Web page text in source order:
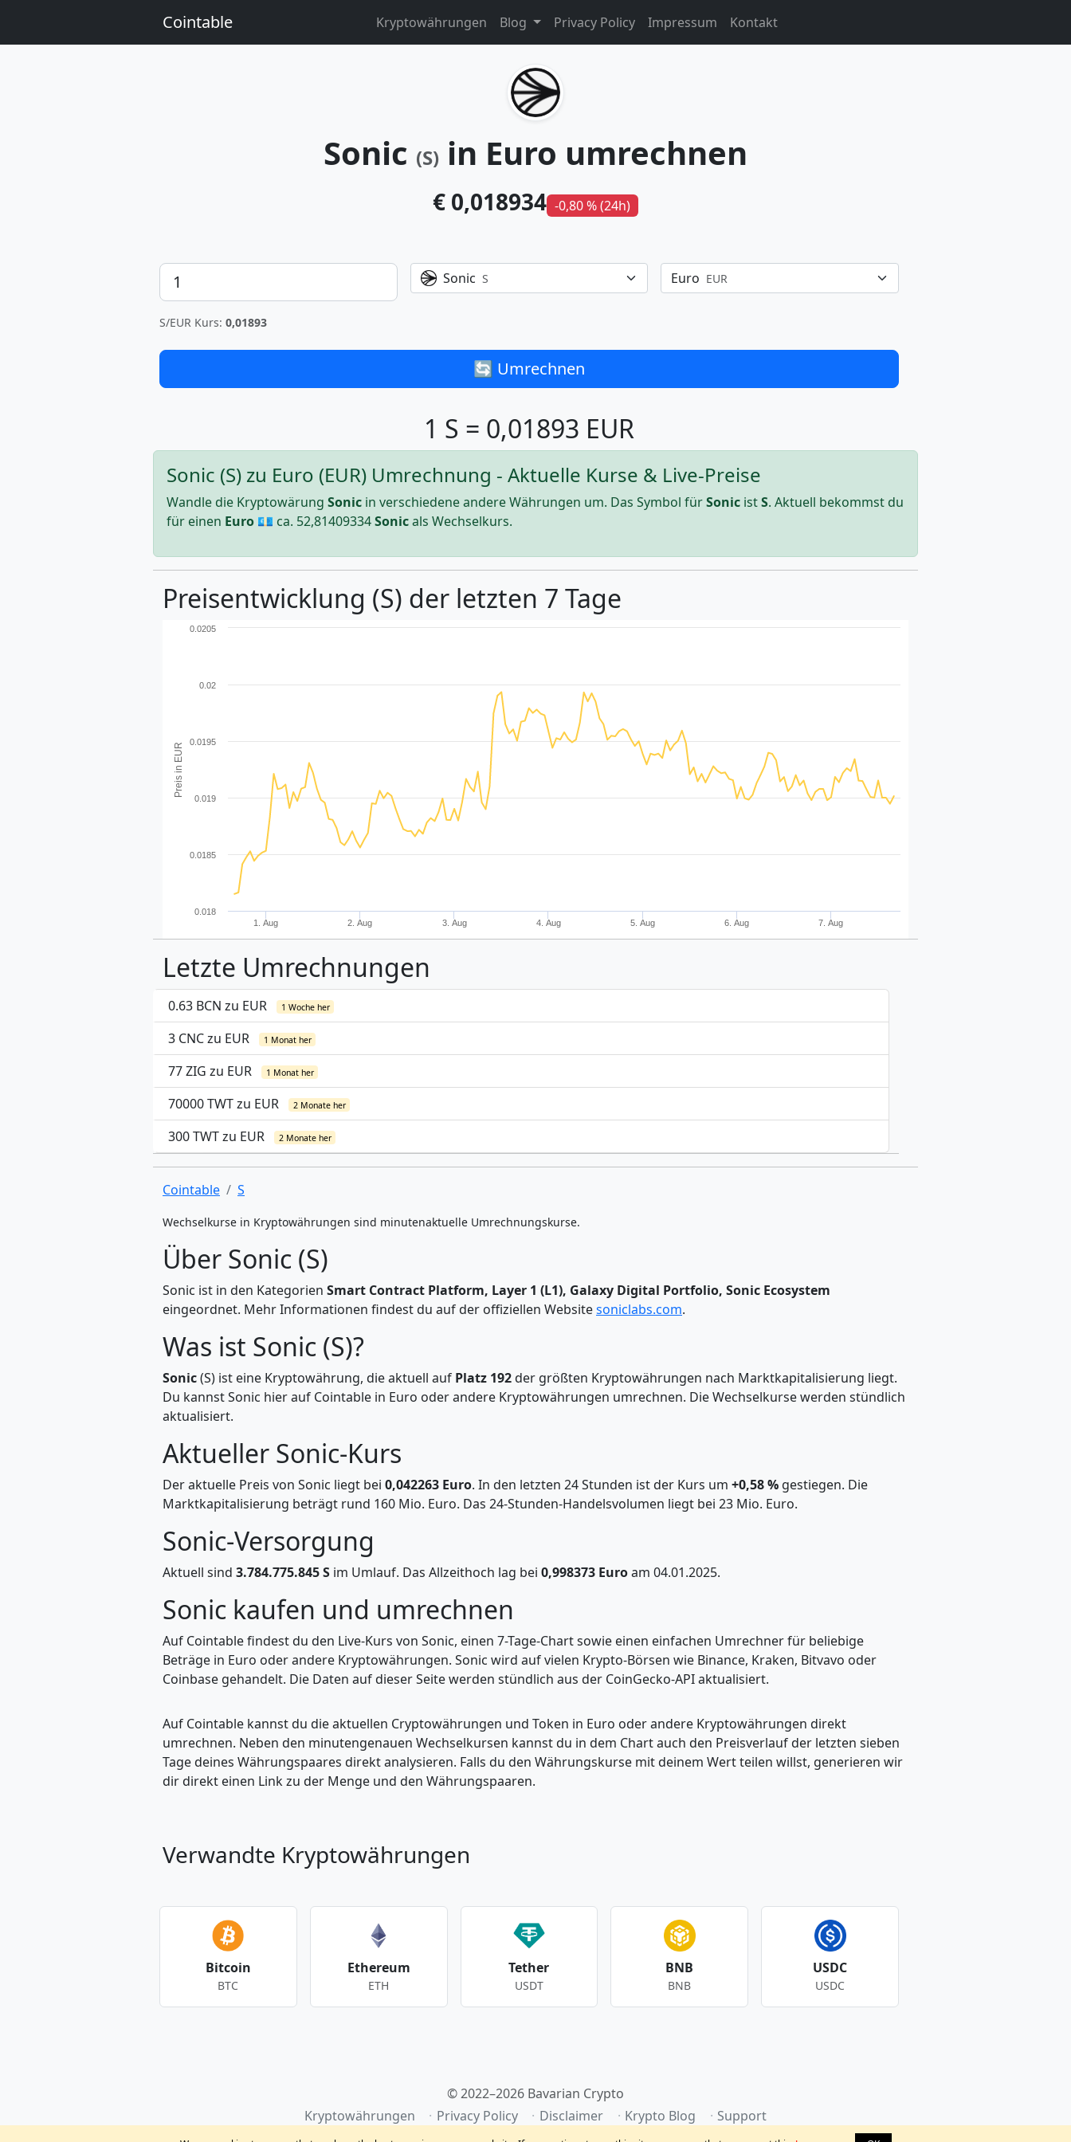
Cointable Kryptowährungen Blog Privacy Policy Impressum Kontakt
Sonic (S) in Euro umrechnen
€ 0,018934 -0,80 % (24h)
Betrag Sonic S Euro EUR
S/EUR Kurs: 0,01893
🔄 Umrechnen
1 S = 0,01893 EUR
Sonic (S) zu Euro (EUR) Umrechnung - Aktuelle Kurse & Live-Preise
Wandle die Kryptowärung Sonic in verschiedene andere Währungen um. Das Symbol fürSonic istS. Aktuell bekommst du
für einen Euro 💶 ca. 52,81409334Sonicals Wechselkurs.
Preisentwicklung (S) der letzten 7 Tage
Preis in EUR
1. Aug 2. Aug 3. Aug 4. Aug 5. Aug 6. Aug 7. Aug
0.018
0.0185
0.019
0.0195
0.02
0.0205
Letzte Umrechnungen
0.63 BCN zu EUR 1 Woche her
3 CNC zu EUR 1 Monat her
77 ZIG zu EUR 1 Monat her
70000 TWT zu EUR 2 Monate her
300 TWT zu EUR 2 Monate her
Cointable S
Wechselkurse in Kryptowährungen sind minutenaktuelle Umrechnungskurse.
Über Sonic (S)
Sonic ist in den Kategorien Smart Contract Platform, Layer 1 (L1), Galaxy Digital Portfolio, Sonic Ecosystem
eingeordnet. Mehr Informationen findest du auf der offiziellen Websitesoniclabs.com.
Was ist Sonic (S)?
Sonic(S) ist eine Kryptowährung, die aktuell auf Platz 192der größten Kryptowährungen nach Marktkapitalisierung liegt.
Du kannst Sonic hier auf Cointable in Euro oder andere Kryptowährungen umrechnen. Die Wechselkurse werden stündlich
aktualisiert.
Aktueller Sonic-Kurs
Der aktuelle Preis von Sonic liegt bei 0,042263 Euro. In den letzten 24 Stunden ist der Kurs um +0,58 % gestiegen. Die
Marktkapitalisierung beträgt rund 160 Mio. Euro. Das 24-Stunden-Handelsvolumen liegt bei 23 Mio. Euro.
Sonic-Versorgung
Aktuell sind 3.784.775.845 S im Umlauf. Das Allzeithoch lag bei 0,998373 Euroam 04.01.2025.
Sonic kaufen und umrechnen
Auf Cointable findest du den Live-Kurs von Sonic, einen 7-Tage-Chart sowie einen einfachen Umrechner für beliebige
Beträge in Euro oder andere Kryptowährungen. Sonic wird auf vielen Krypto-Börsen wie Binance, Kraken, Bitvavo oder
Coinbase gehandelt. Die Daten auf dieser Seite werden stündlich aus der CoinGecko-API aktualisiert.
Auf Cointable kannst du die aktuellen Cryptowährungen und Token in Euro oder andere Kryptowährungen direkt
umrechnen. Neben den minutengenauen Wechselkursen kannst du in dem Chart auch den Preisverlauf der letzten sieben
Tage deines Währungspaares direkt analysieren. Falls du den Währungskurse mit deinem Wert teilen willst, generieren wir
dir direkt einen Link zu der Menge und den Währungspaaren.
Verwandte Kryptowährungen
Bitcoin
BTC
Ethereum
ETH
Tether
USDT
BNB
BNB
USDC
USDC
© 2022–2026 Bavarian Crypto
Kryptowährungen
Privacy Policy Disclaimer Krypto Blog Support